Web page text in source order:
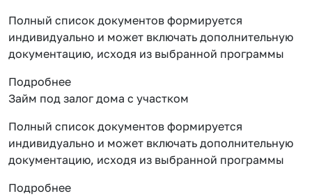
Полный список документов формируется
индивидуально и может включать дополнительную
документацию, исходя из выбранной программы
Подробнее
Займ под залог дома с участком
Полный список документов формируется
индивидуально и может включать дополнительную
документацию, исходя из выбранной программы
Подробнее